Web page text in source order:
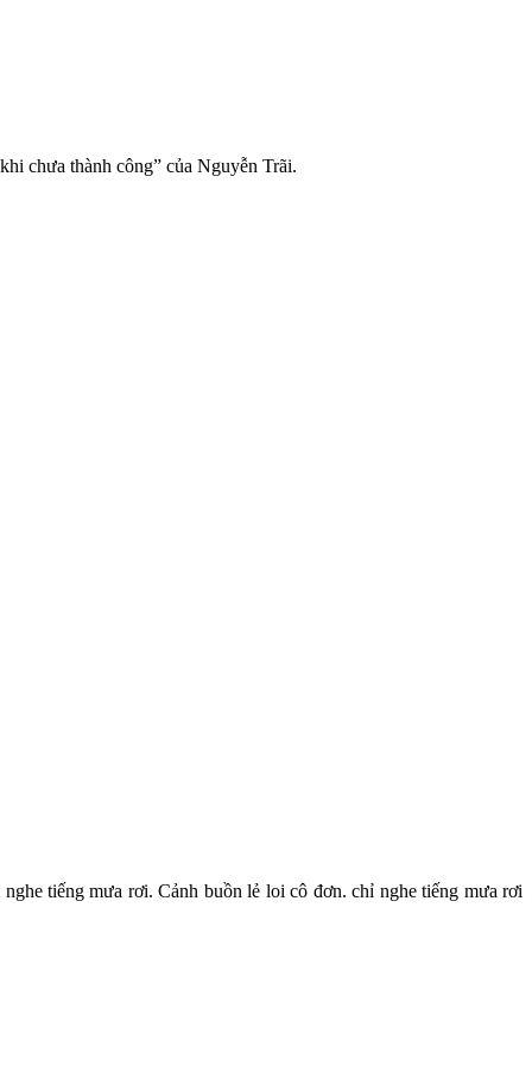
chưa thành công” của Nguyễn Trãi.
tiếng mưa rơi. Cảnh buồn lẻ loi cô đơn. chỉ nghe tiếng mưa rơi